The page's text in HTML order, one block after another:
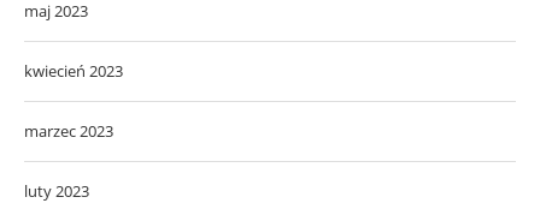
maj 2023
kwiecień 2023
marzec 2023
luty 2023